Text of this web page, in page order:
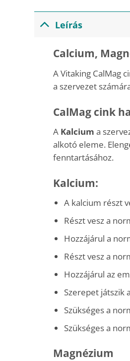
Leírás
Calcium,
A Vitaking CalMag
a szervezet
CalMag cink
A Kalciuma
alkotó eleme.
fenntartásához.
Kalcium:
A kalcium részt
Részt vesz a
Hozzájárul a
Részt vesz a
Hozzájárul az
Szerepet játszik
Szükséges a
Szükséges a
Magnézium